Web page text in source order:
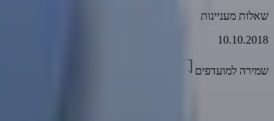
שאלות מעניינות
10.10.2018
שמירה למועדפים